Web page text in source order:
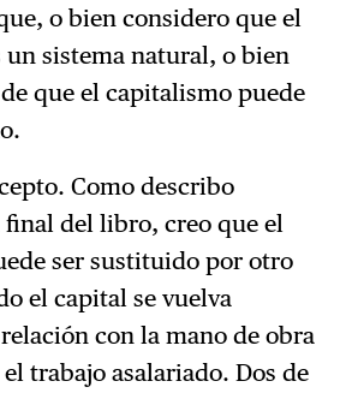
o bien considero que el
sistema natural, o bien
que el capitalismo puede
Como describo
del libro, creo que el
ser sustituido por otro
el capital se vuelva
con la mano de obra
trabajo asalariado. Dos de